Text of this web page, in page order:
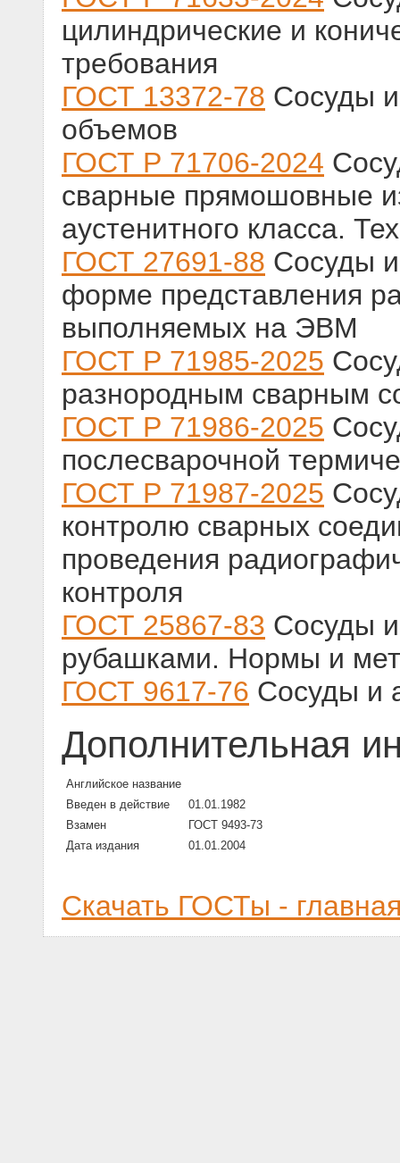
цилиндрические и
требования
ГОСТ 13372-78 Сосуды
объемов
ГОСТ Р 71706-2024
сварные прямошовные
аустенитного класса.
ГОСТ 27691-88 Сосуды
форме представления
выполняемых на ЭВМ
ГОСТ Р 71985-2025
разнородным сварным
ГОСТ Р 71986-2025
послесварочной
ГОСТ Р 71987-2025
контролю сварных
проведения
контроля
ГОСТ 25867-83 Сосуды
рубашками. Нормы и
ГОСТ 9617-76 Сосуды и
Дополнительная
Английское название
Введен в действие
01.01.1982
Взамен
ГОСТ 9493-73
Дата издания
01.01.2004
Скачать ГОСТы -